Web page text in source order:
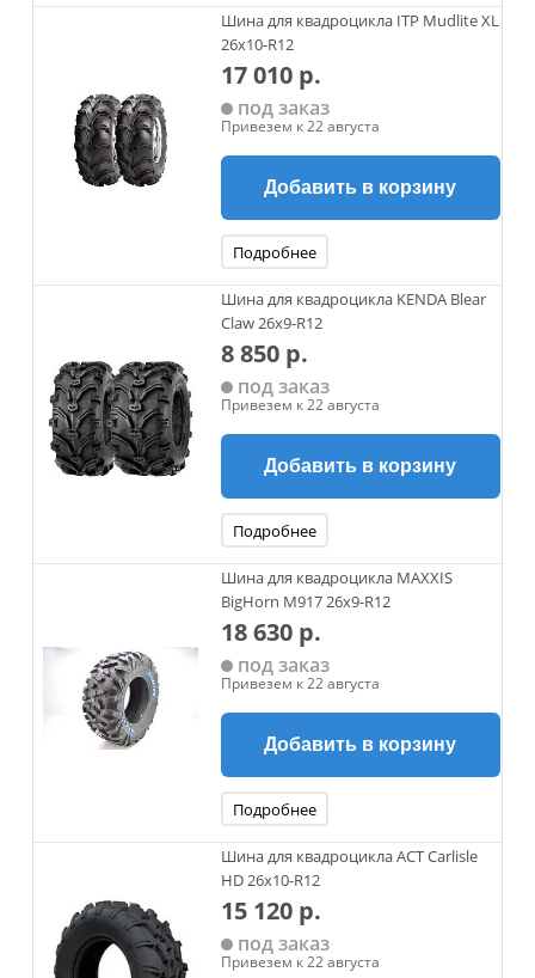
Шина для квадроцикла ITP Mudlite XL
26x10-R12
17 010 р.
под заказ
Привезем к 22 августа
Добавить в корзину
Подробнее
Шина для квадроцикла KENDA Blear
Claw 26х9-R12
8 850 р.
под заказ
Привезем к 22 августа
Добавить в корзину
Подробнее
Шина для квадроцикла MAXXIS
BigHorn M917 26x9-R12
18 630 р.
под заказ
Привезем к 22 августа
Добавить в корзину
Подробнее
Шина для квадроцикла ACT Carlisle
HD 26х10-R12
15 120 р.
под заказ
Привезем к 22 августа